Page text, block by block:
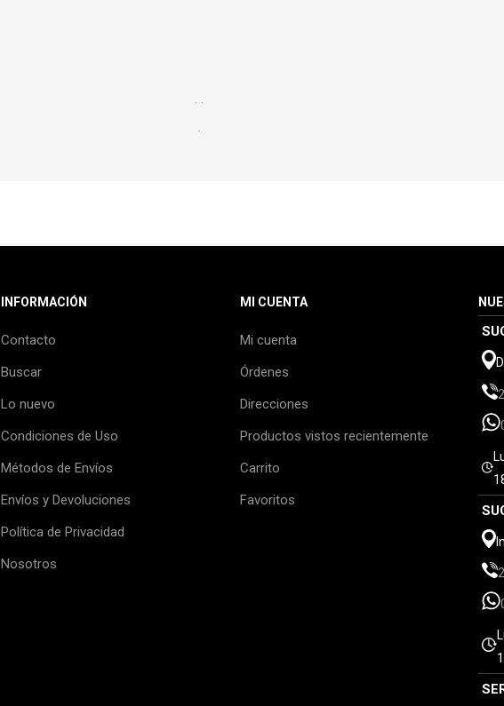
. .
.
INFORMACIÓN
Contacto
Buscar
Lo nuevo
Condiciones de Uso
Métodos de Envíos
Envíos y Devoluciones
Política de Privacidad
Nosotros
MI CUENTA
Mi cuenta
Órdenes
Direcciones
Productos vistos recientemente
Carrito
Favoritos